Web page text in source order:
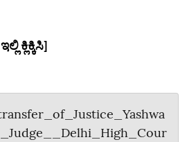
ಕ್ಲಿಕ್ಕಿಸಿ]